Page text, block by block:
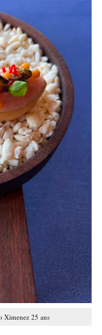
Ximenez 25 ans